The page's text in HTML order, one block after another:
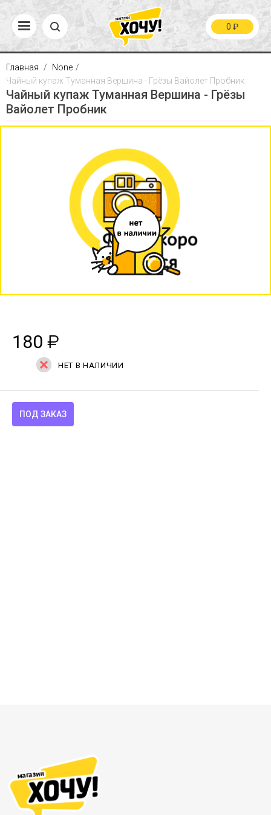
0 ₽
Главная
None
Чайный купаж Туманная Вершина - Грёзы Вайолет Пробник
Чайный купаж Туманная Вершина - Грёзы
Вайолет Пробник
180 ₽
НЕТ В НАЛИЧИИ
ПОД ЗАКАЗ